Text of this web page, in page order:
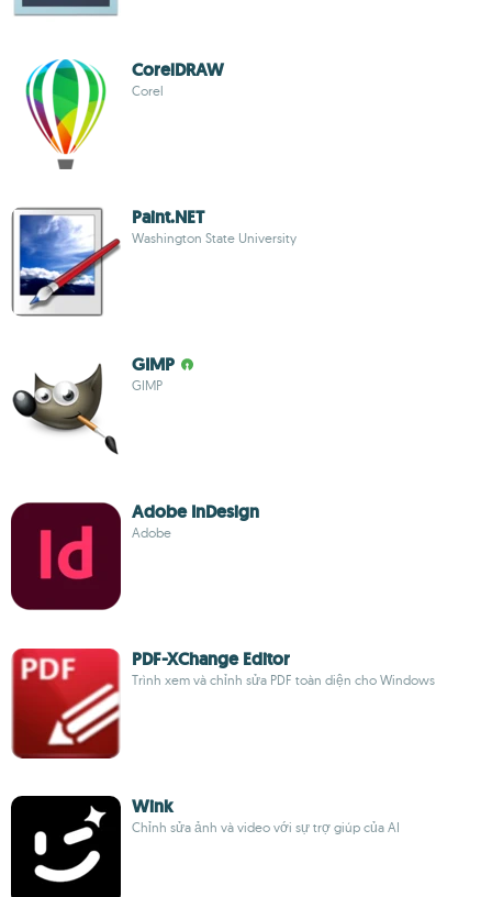
CorelDRAW
Corel
Paint.NET
Washington State University
GIMP
GIMP
Adobe InDesign
Adobe
PDF-XChange Editor
Trình xem và chỉnh sửa PDF toàn diện cho Windows
Wink
Chỉnh sửa ảnh và video với sự trợ giúp của AI